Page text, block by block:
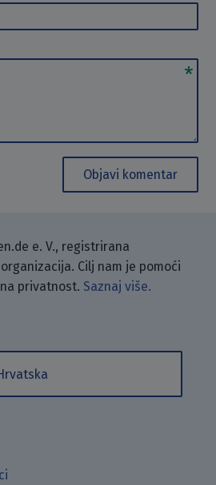
Objavi komentar
e. V., registrirana
Cilj nam je pomoći
privatnost. Saznaj više.
naš blog koristeći
na GitHubu.
s nama putem